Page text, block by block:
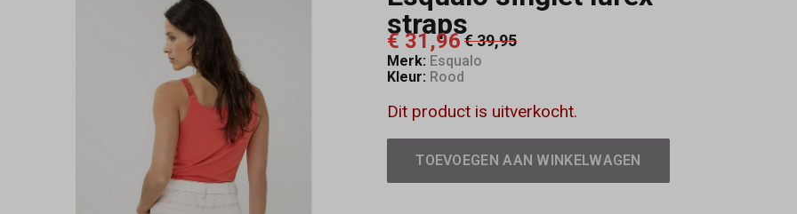
straps
€ 31,96€ 39,95
Merk: Esqualo
Kleur: Rood
Dit product is uitverkocht.
TOEVOEGEN AAN WINKELWAGEN